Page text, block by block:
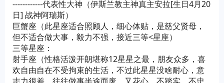
------------代表性大神（伊斯兰教主神真主安拉[生日4月20
日] 战神阿瑞斯）
巨蟹座（此星座适合照顾人，细心体贴，是慈父贤母，
但不适合做大事，毅力不强，接近三等<星座）
三等星座：
射手座（性格活泼开朗堪称12星星之最，朋友众多，喜
欢自由自在不受拘束的生活，不过此星星没啥耐心，意